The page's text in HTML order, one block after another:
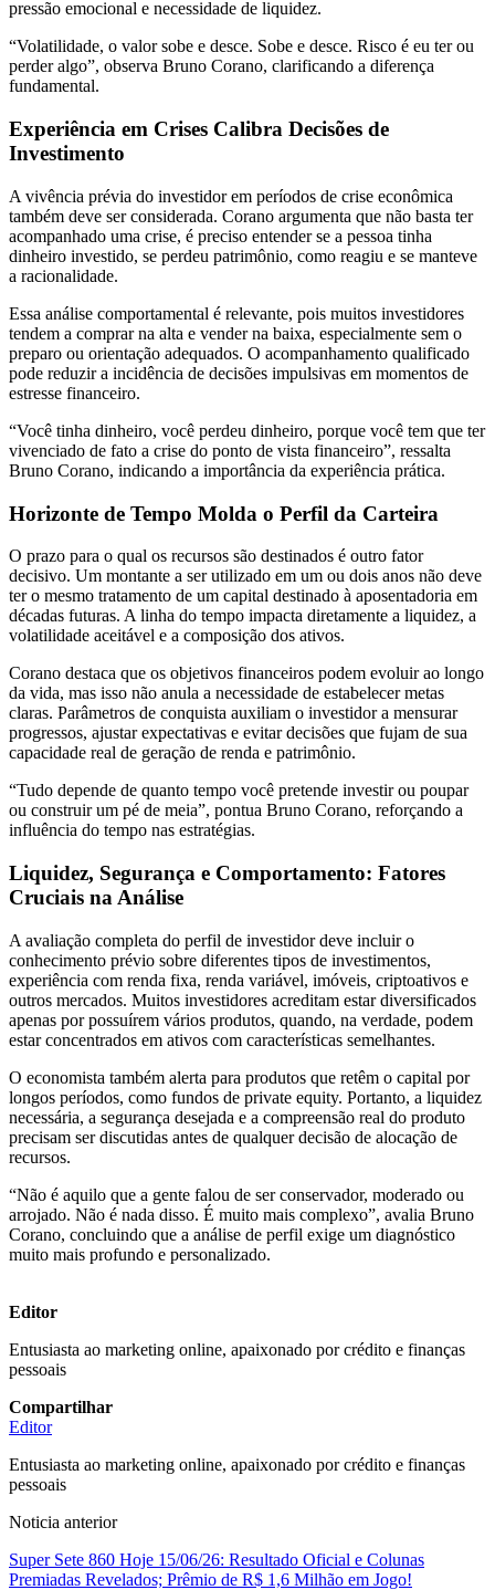
pressão emocional e necessidade de liquidez.
“Volatilidade, o valor sobe e desce. Sobe e desce. Risco é eu ter ou
perder algo”, observa Bruno Corano, clarificando a diferença
fundamental.
Experiência em Crises Calibra Decisões de
Investimento
A vivência prévia do investidor em períodos de crise econômica
também deve ser considerada. Corano argumenta que não basta ter
acompanhado uma crise, é preciso entender se a pessoa tinha
dinheiro investido, se perdeu patrimônio, como reagiu e se manteve
a racionalidade.
Essa análise comportamental é relevante, pois muitos investidores
tendem a comprar na alta e vender na baixa, especialmente sem o
preparo ou orientação adequados. O acompanhamento qualificado
pode reduzir a incidência de decisões impulsivas em momentos de
estresse financeiro.
“Você tinha dinheiro, você perdeu dinheiro, porque você tem que ter
vivenciado de fato a crise do ponto de vista financeiro”, ressalta
Bruno Corano, indicando a importância da experiência prática.
Horizonte de Tempo Molda o Perfil da Carteira
O prazo para o qual os recursos são destinados é outro fator
decisivo. Um montante a ser utilizado em um ou dois anos não deve
ter o mesmo tratamento de um capital destinado à aposentadoria em
décadas futuras. A linha do tempo impacta diretamente a liquidez, a
volatilidade aceitável e a composição dos ativos.
Corano destaca que os objetivos financeiros podem evoluir ao longo
da vida, mas isso não anula a necessidade de estabelecer metas
claras. Parâmetros de conquista auxiliam o investidor a mensurar
progressos, ajustar expectativas e evitar decisões que fujam de sua
capacidade real de geração de renda e patrimônio.
“Tudo depende de quanto tempo você pretende investir ou poupar
ou construir um pé de meia”, pontua Bruno Corano, reforçando a
influência do tempo nas estratégias.
Liquidez, Segurança e Comportamento: Fatores
Cruciais na Análise
A avaliação completa do perfil de investidor deve incluir o
conhecimento prévio sobre diferentes tipos de investimentos,
experiência com renda fixa, renda variável, imóveis, criptoativos e
outros mercados. Muitos investidores acreditam estar diversificados
apenas por possuírem vários produtos, quando, na verdade, podem
estar concentrados em ativos com características semelhantes.
O economista também alerta para produtos que retêm o capital por
longos períodos, como fundos de private equity. Portanto, a liquidez
necessária, a segurança desejada e a compreensão real do produto
precisam ser discutidas antes de qualquer decisão de alocação de
recursos.
“Não é aquilo que a gente falou de ser conservador, moderado ou
arrojado. Não é nada disso. É muito mais complexo”, avalia Bruno
Corano, concluindo que a análise de perfil exige um diagnóstico
muito mais profundo e personalizado.
Editor
Entusiasta ao marketing online, apaixonado por crédito e finanças
pessoais
Compartilhar
Editor
Entusiasta ao marketing online, apaixonado por crédito e finanças
pessoais
Noticia anterior
Super Sete 860 Hoje 15/06/26: Resultado Oficial e Colunas
Premiadas Revelados; Prêmio de R$ 1,6 Milhão em Jogo!